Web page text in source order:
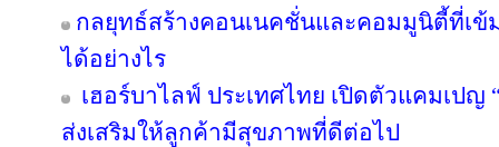
กลยุทธ์สร้างคอนเนคชั่นและคอมมูนิตี้ที่เข้
ได้อย่างไร
เฮอร์บาไลฟ์ ประเทศไทย เปิดตัวแคมเปญ
ส่งเสริมให้ลูกค้ามีสุขภาพที่ดีต่อไป